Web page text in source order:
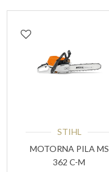
STIHL
MOTORNA PILA MS
362 C-M